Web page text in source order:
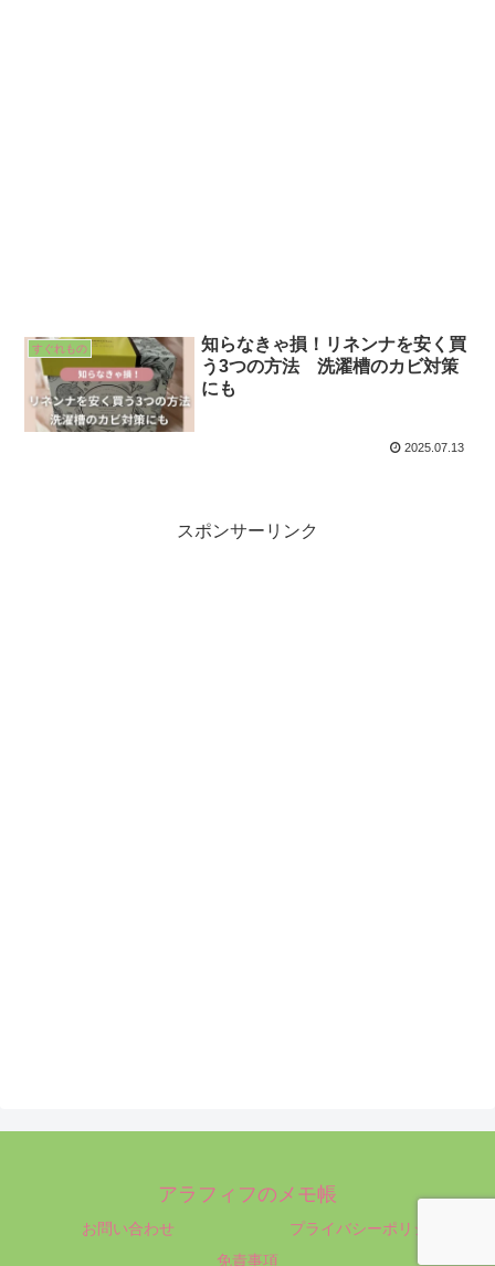
すぐれもの
知らなきゃ損！リネンナを安く買
う3つの方法 洗濯槽のカビ対策
にも
2025.07.13
スポンサーリンク
アラフィフのメモ帳
お問い合わせ
プライバシーポリシー
免責事項